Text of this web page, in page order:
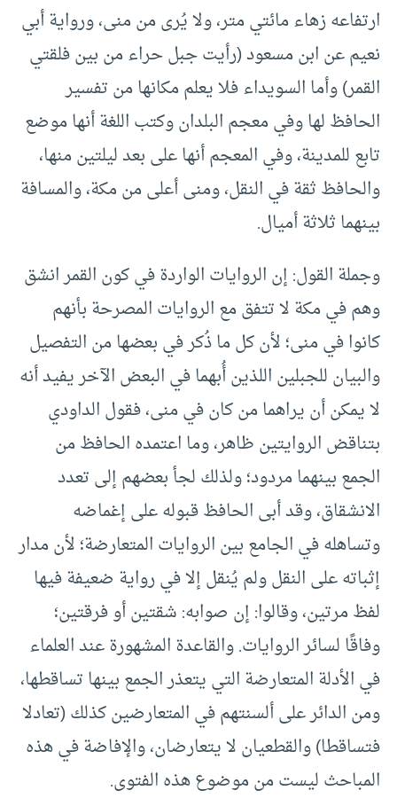
ارتفاعه زهاء مائتي متر، ولا يُرى من منى، ورواية أبي
نعيم عن ابن مسعود (رأيت جبل حراء من بين فلقتي
القمر) وأما السويداء فلا يعلم مكانها من تفسير
الحافظ لها وفي معجم البلدان وكتب اللغة أنها موضع
تابع للمدينة، وفي المعجم أنها على بعد ليلتين منها،
والحافظ ثقة في النقل، ومنى أعلى من مكة، والمسافة
بينهما ثلاثة أميال.
وجملة القول: إن الروايات الواردة في كون القمر انشق
وهم في مكة لا تتفق مع الروايات المصرحة بأنهم
كانوا في منى؛ لأن كل ما ذُكر في بعضها من التفصيل
والبيان للجبلين اللذين أُبهما في البعض الآخر يفيد أنه
لا يمكن أن يراهما من كان في منى، فقول الداودي
بتناقض الروايتين ظاهر، وما اعتمده الحافظ من
الجمع بينهما مردود؛ ولذلك لجأ بعضهم إلى تعدد
الانشقاق، وقد أبى الحافظ قبوله على إغماضه
وتساهله في الجامع بين الروايات المتعارضة؛ لأن مدار
إثباته على النقل ولم يُنقل إلا في رواية ضعيفة فيها
لفظ مرتين، وقالوا: إن صوابه: شقتين أو فرقتين؛
وفاقًا لسائر الروايات. والقاعدة المشهورة عند العلماء
في الأدلة المتعارضة التي يتعذر الجمع بينها تساقطها،
ومن الدائر على ألسنتهم في المتعارضين كذلك (تعادلا
فتساقطا) والقطعيان لا يتعارضان، والإفاضة في هذه
المباحث ليست من موضوع هذه الفتوى.